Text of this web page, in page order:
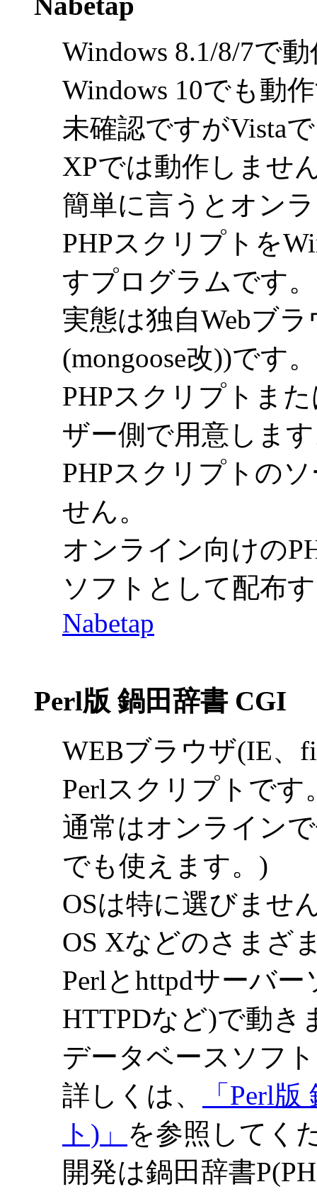
Windows 8.1/8/7で
Windows 10でも動
未確認ですがVista
XPでは動作しませ
簡単に言うとオン
PHPスクリプトを
すプログラムです。
実態は独自Webブ
(mongoose改))です。
PHPスクリプトま
ザー側で用意しま
PHPスクリプトの
せん。
オンライン向けの
ソフトとして配布
Nabetap
Perl版 鍋田辞書 CGI
WEBブラウザ(IE、
Perlスクリプトです
通常はオンライン
でも使えます。)
OSは特に選びませ
OS Xなどのさまざ
Perlとhttpdサーバ
HTTPDなど)で動き
データベースソフ
詳しくは、
「Perl
ト)」 を参照してく
開発は鍋田辞書